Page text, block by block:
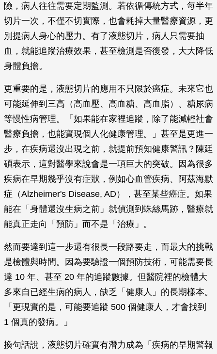
險，病人往往需要定期監測。若依循傳統方式，每半年
切片一次，不僅不切實際，也會耗掉大量醫療資源，更
別提病人身心的壓力。有了液態切片，病人只需要抽
血，就能追蹤治療效果，甚至檢測是否復發，大大降低
身體負擔。
更重要的是，液態切片的應用不只限於癌症。未來它也
可能延伸到三高（高血壓、高血糖、高血脂）、糖尿病
等慢性病管理。「如果能在家裡追蹤，除了能減輕社會
醫療負擔，也能實現個人化健康管理。」甚至是更進一
步，在疾病還沒出現之前，就提前預知健康警訊？陳廷
碩表示，這對醫學來說會是一項巨大的突破。因為很多
疾病在早期幾乎沒有症狀，例如心血管疾病、阿茲海默
症（Alzheimer's Disease, AD），甚至某些癌症。如果
能在「身體還沒生病之前」就偵測到蛛絲馬跡，醫療就
能真正走向「預防」而不是「治療」。
然而要達到這一步還有很長一段路要走，而最大的挑戰
是檢體與時間。因為要驗證一個預防技術，可能需要長
達 10 年、甚至 20 年的追蹤數據。但醫院裡的檢體大
多來自已經生病的病人，缺乏「健康人」的長期樣本。
「更現實的是，可能要追蹤 500 個健康人，才會找到
1 個真的發病。」
換句話說，液態切片確實有潛力成為「疾病的早期警報